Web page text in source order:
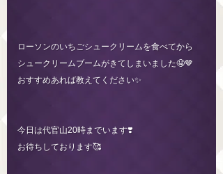
ローソンのいちごシュークリームを食べてから
シュークリームブームがきてしまいました🤤🤎
おすすめあれば教えてください✨
今日は代官山20時までいます❣️
お待ちしております🥰